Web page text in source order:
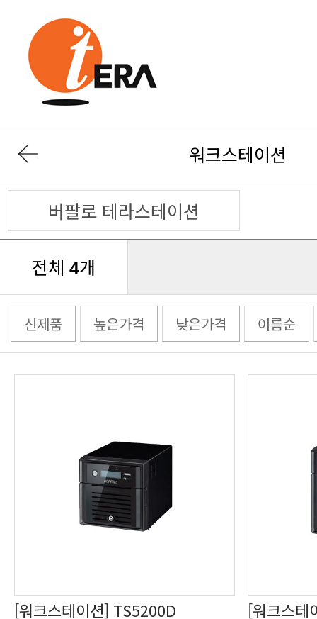
워크스테이션
버팔로 테라스테이션
전체 4개
신제품 높은가격 낮은가격 이름순
[워크스테이션] TS5200D [워크스테